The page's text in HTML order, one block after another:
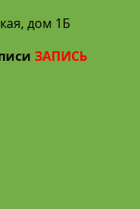
дом 1Б
ЗАПИСЬ